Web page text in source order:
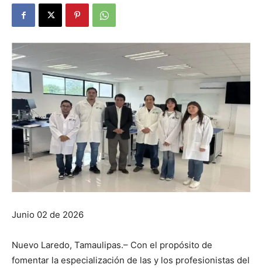
Junio 02 de 2026
Nuevo Laredo, Tamaulipas.– Con el propósito de
fomentar la especialización de las y los profesionistas del